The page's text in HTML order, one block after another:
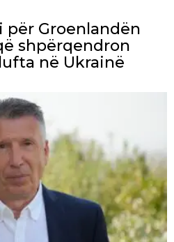
për Groenlandën
shpërqendron
në Ukrainë